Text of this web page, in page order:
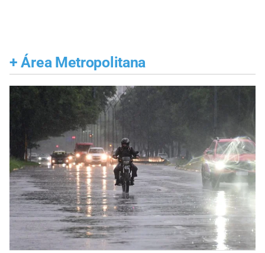
+ Área Metropolitana